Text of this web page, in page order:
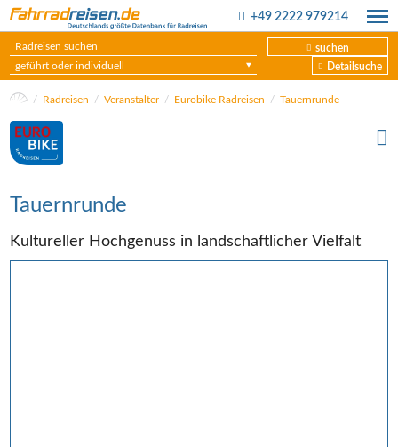
+49 2222 979214
suchen
geführt oder individuell
Detailsuche
Radreisen Veranstalter Eurobike Radreisen Tauernrunde
Tauernrunde
Kultureller Hochgenuss in landschaftlicher Vielfalt